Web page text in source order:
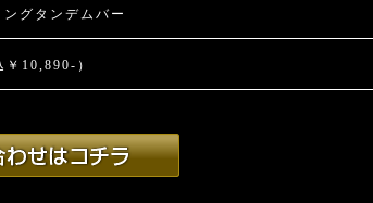
グタンデムバー
￥10,890-）